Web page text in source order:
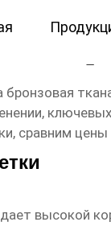
бронзовая
сравним
высокой